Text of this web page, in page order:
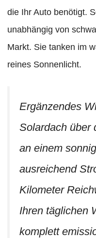
die Ihr Auto benötigt.
unabhängig von
Markt. Sie tanken im
reines Sonnenlicht.
Ergänzendes
Solardach über
an einem
ausreichend
Kilometer
Ihren täglichen
komplett